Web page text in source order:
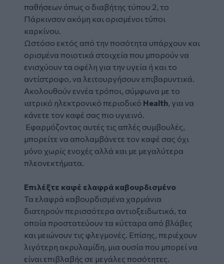
παθήσεων όπως ο διαβήτης τύπου 2, το
Πάρκινσον ακόμη και ορισμένοι τύποι
καρκίνου.
Ωστόσο εκτός από την ποσότητα υπάρχουν και
ορισμένα ποιοτικά στοιχεία που μπορούν να
ενισχύουν τα οφέλη για την υγεία ή και το
αντίστροφο, να λειτουργήσουν επιβαρυντικά.
Ακολουθούν εννέα τρόποι, σύμφωνα με το
ιατρικό ηλεκτρονικό περιοδικό Health, για να
κάνετε τον καφέ σας πιο υγιεινό.
Εφαρμόζοντας αυτές τις απλές συμβουλές,
μπορείτε να απολαμβάνετε τον καφέ σας όχι
μόνο χωρίς ενοχές αλλά και με μεγαλύτερα
πλεονεκτήματα.
Επιλέξτε καφέ ελαφρά καβουρδισμένο
Τα ελαφρά καβουρδισμένα χαρμάνια
διατηρούν περισσότερα αντιοξειδωτικά, τα
οποία προστατεύουν τα κύτταρα από βλάβες
και μειώνουν τις φλεγμονές. Επίσης, περιέχουν
λιγότερη ακρυλαμίδη, μια ουσία που μπορεί να
είναι επιβλαβής σε μεγάλες ποσότητες.